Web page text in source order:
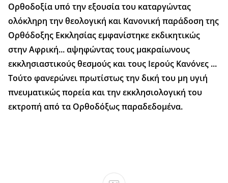
Ορθοδοξία υπό την εξουσία του καταργώντας
ολόκληρη την θεολογική και Κανονική παράδοση της
Ορθόδοξης Εκκλησίας εμφανίστηκε εκδικητικώς
στην Αφρική... αψηφώντας τους μακραίωνους
εκκλησιαστικούς θεσμούς και τους Ιερούς Κανόνες ...
Τούτο φανερώνει πρωτίστως την δική του μη υγιή
πνευματικώς πορεία και την εκκλησιολογική του
εκτροπή από τα Ορθοδόξως παραδεδομένα.